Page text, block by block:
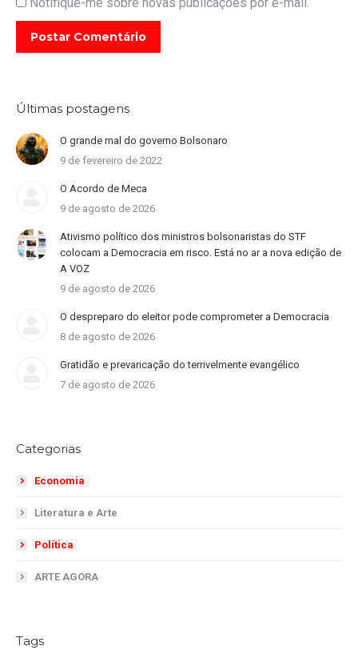
Postar Comentário
Últimas postagens
O grande mal do governo Bolsonaro
9 de fevereiro de 2022
O Acordo de Meca
9 de agosto de 2026
Ativismo político dos ministros bolsonaristas do STF
colocam a Democracia em risco. Está no ar a nova edição de
A VOZ
9 de agosto de 2026
O despreparo do eleitor pode comprometer a Democracia
8 de agosto de 2026
Gratidão e prevaricação do terrivelmente evangélico
7 de agosto de 2026
Categorias
Economia
Literatura e Arte
Política
ARTE AGORA
Tags